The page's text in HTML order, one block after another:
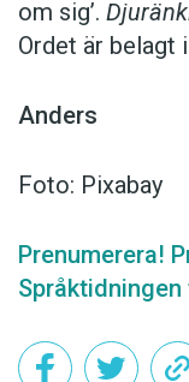
om sig’.
Ordet är belagt
Anders
Foto: Pixabay
Prenumerera!